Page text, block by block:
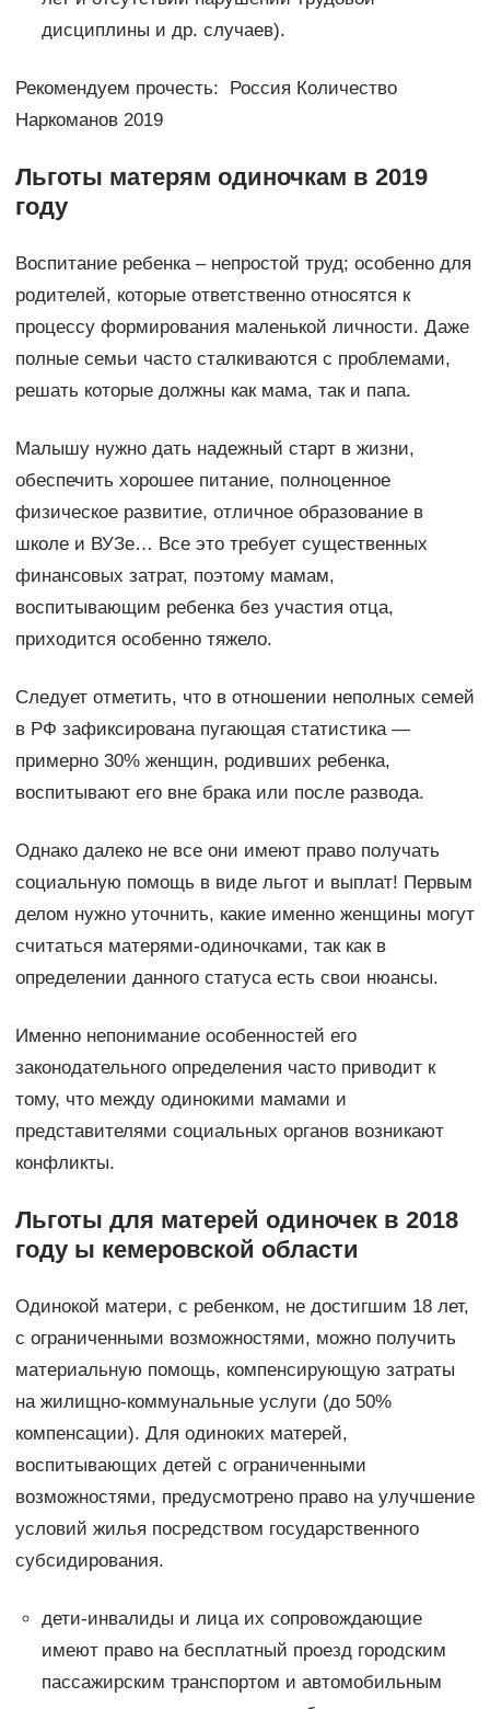
дисциплины и др. случаев).
Рекомендуем прочесть: Россия Количество
Наркоманов 2019
Льготы матерям одиночкам в 2019
году
Воспитание ребенка – непростой труд; особенно для
родителей, которые ответственно относятся к
процессу формирования маленькой личности. Даже
полные семьи часто сталкиваются с проблемами,
решать которые должны как мама, так и папа.
Малышу нужно дать надежный старт в жизни,
обеспечить хорошее питание, полноценное
физическое развитие, отличное образование в
школе и ВУЗе… Все это требует существенных
финансовых затрат, поэтому мамам,
воспитывающим ребенка без участия отца,
приходится особенно тяжело.
Следует отметить, что в отношении неполных семей
в РФ зафиксирована пугающая статистика —
примерно 30% женщин, родивших ребенка,
воспитывают его вне брака или после развода.
Однако далеко не все они имеют право получать
социальную помощь в виде льгот и выплат! Первым
делом нужно уточнить, какие именно женщины могут
считаться матерями-одиночками, так как в
определении данного статуса есть свои нюансы.
Именно непонимание особенностей его
законодательного определения часто приводит к
тому, что между одинокими мамами и
представителями социальных органов возникают
конфликты.
Льготы для матерей одиночек в 2018
году ы кемеровской области
Одинокой матери, с ребенком, не достигшим 18 лет,
с ограниченными возможностями, можно получить
материальную помощь, компенсирующую затраты
на жилищно-коммунальные услуги (до 50%
компенсации). Для одиноких матерей,
воспитывающих детей с ограниченными
возможностями, предусмотрено право на улучшение
условий жилья посредством государственного
субсидирования.
дети-инвалиды и лица их сопровождающие
имеют право на бесплатный проезд городским
пассажирским транспортом и автомобильным